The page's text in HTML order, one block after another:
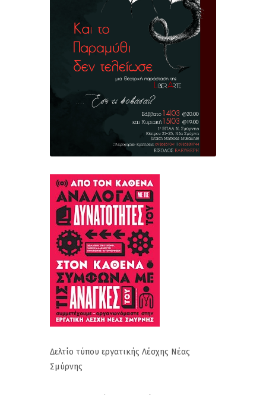
Δελτίο τύπου εργατικής Λέσχης Νέας
Σμύρνης